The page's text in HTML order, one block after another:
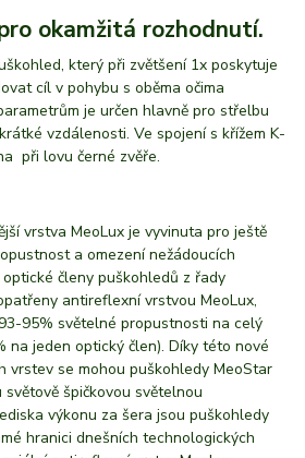
okamžitá rozhodnutí.
který při zvětšení 1x poskytuje
cíl v pohybu s oběma očima
je určen hlavně pro střelbu
vzdálenosti. Ve spojení s křížem K-
při lovu černé zvěře.
vrstva MeoLux je vyvinuta pro ještě
a omezení nežádoucích
členy puškohledů z řady
antireflexní vrstvou MeoLux,
95% světelné propustnosti na celý
na jeden optický člen). Díky této nové
vrstev se mohou puškohledy MeoStar
špičkovou světelnou
výkonu za šera jsou puškohledy
hranici dnešních technologických